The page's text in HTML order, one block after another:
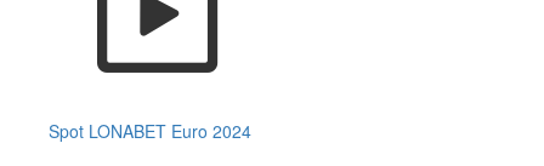
Spot LONABET Euro 2024